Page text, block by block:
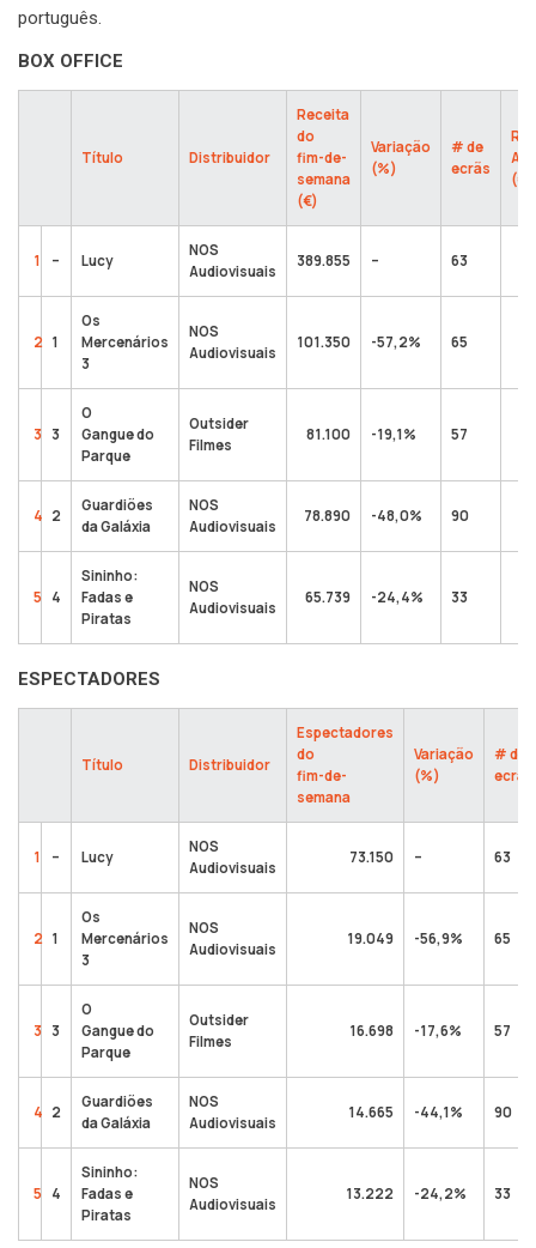
português.
BOX OFFICE
Título Distribuidor
Receita
do
fim-de-
semana
(€)
Variação
(%)
# de
ecrãs
(€)
1 – Lucy
NOS
Audiovisuais
389.855 – 63
2 1
Os
Mercenários
3
NOS
Audiovisuais
101.350 -57,2% 65
3 3
O
Gangue do
Parque
Outsider
Filmes
81.100 -19,1% 57
4 2
Guardiões
da Galáxia
NOS
Audiovisuais
78.890 -48,0% 90
5 4
Sininho:
Fadas e
Piratas
NOS
Audiovisuais
65.739 -24,4% 33
ESPECTADORES
Título Distribuidor
Espectadores
do
fim-de-
semana
Variação
(%)
# de
ecrãs
1 – Lucy
NOS
Audiovisuais
73.150 – 63
2 1
Os
Mercenários
3
NOS
Audiovisuais
19.049 -56,9% 65
3 3
O
Gangue do
Parque
Outsider
Filmes
16.698 -17,6% 57
4 2
Guardiões
da Galáxia
NOS
Audiovisuais
14.665 -44,1% 90
5 4
Sininho:
Fadas e
Piratas
NOS
Audiovisuais
13.222 -24,2% 33